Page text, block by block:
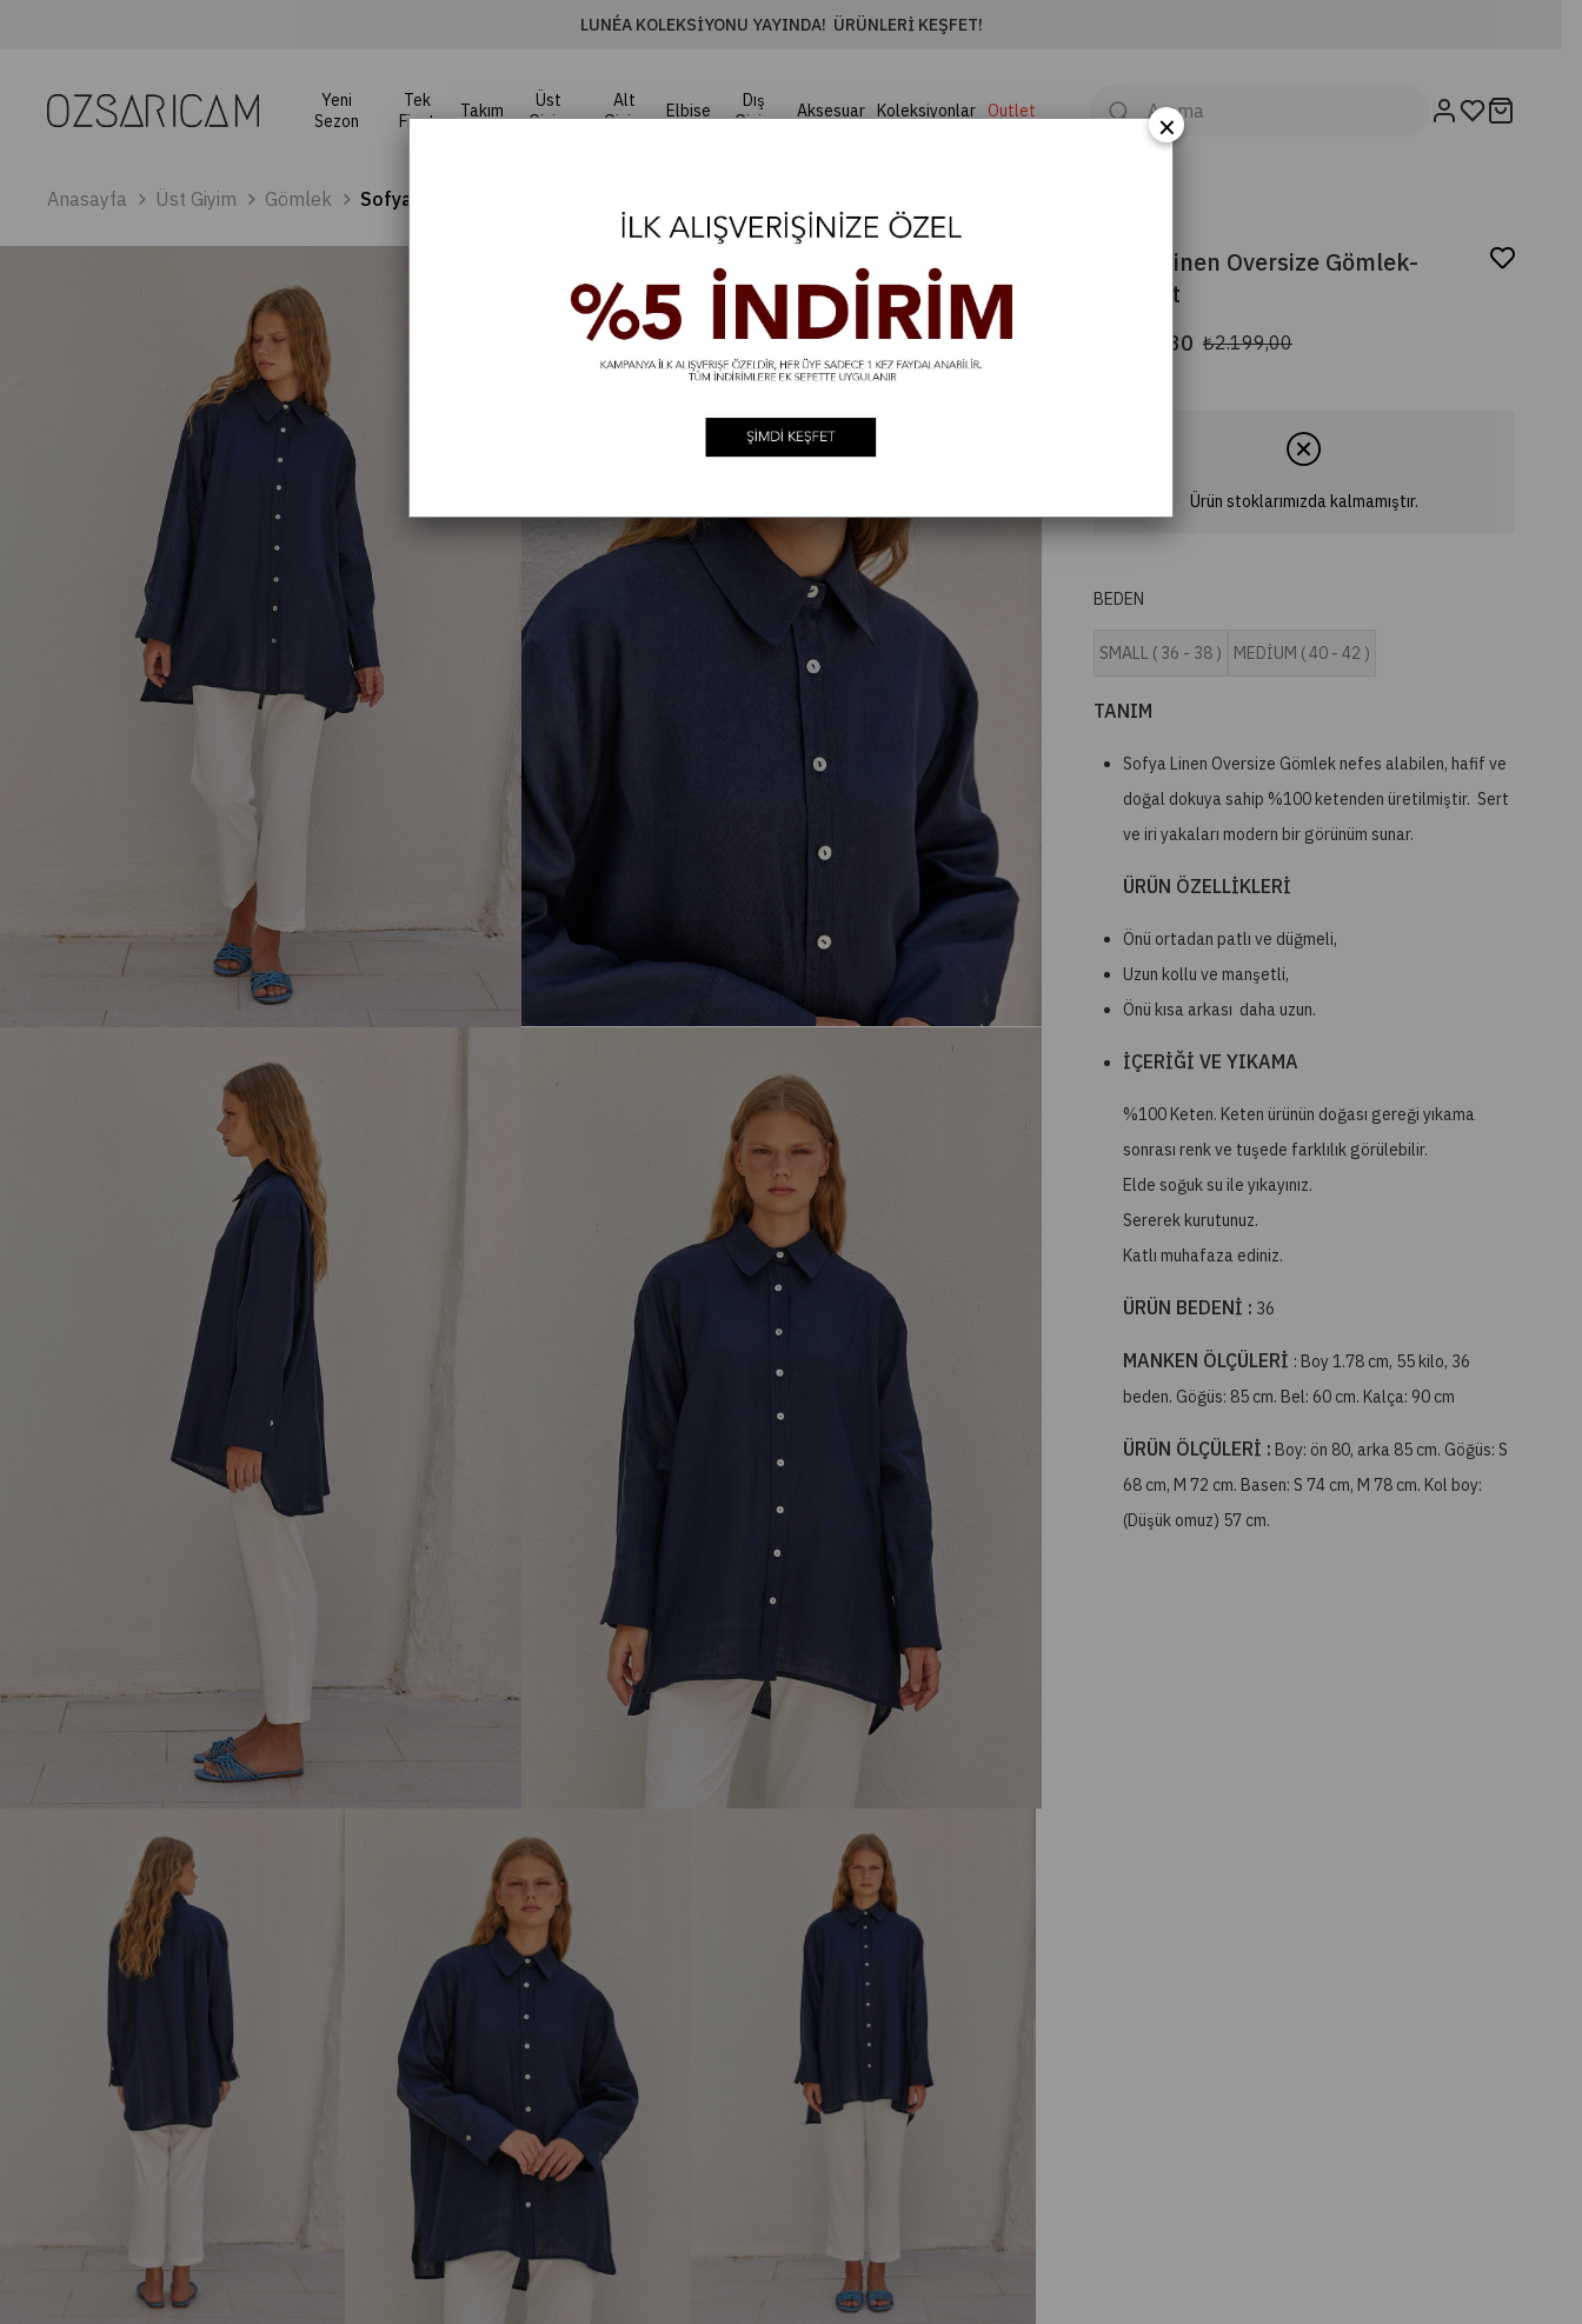
LUNÉA KOLEKSIYONU YAYINDA! ÜRÜNLERI KEŞFET!
Yeni
Sezon
Tek
Fiyat
Takım
Üst
Giyim
Alt
Giyim
Elbise
Dış
Giyim
Aksesuar Koleksiyonlar Outlet
Anasayfa Üst Giyim Gömlek Sofya Linen Oversize Gömlek- Lacivert
Sofya Linen Oversize Gömlek-
Lacivert
₺2.199,00
₺1.539,30
Ürün stoklarımızda kalmamıştır.
BEDEN
SMALL ( 36 - 38 ) MEDİUM ( 40 - 42 )
TANIM
Sofya Linen Oversize Gömlek nefes alabilen, hafif ve
doğal dokuya sahip %100 ketenden üretilmiştir. Sert
ve iri yakaları modern bir görünüm sunar.
ÜRÜN ÖZELLİKLERİ
Önü ortadan patlı ve düğmeli,
Uzun kollu ve manşetli,
Önü kısa arkası daha uzun.
İÇERİĞİ VE YIKAMA
%100 Keten. Keten ürünün doğası gereği yıkama
sonrası renk ve tuşede farklılık görülebilir.
Elde soğuk su ile yıkayınız.
Sererek kurutunuz.
Katlı muhafaza ediniz.
ÜRÜN BEDENİ : 36
MANKEN ÖLÇÜLERİ : Boy 1.78 cm, 55 kilo, 36
beden. Göğüs: 85 cm. Bel: 60 cm. Kalça: 90 cm
ÜRÜN ÖLÇÜLERİ : Boy: ön 80, arka 85 cm. Göğüs: S
68 cm, M 72 cm. Basen: S 74 cm, M 78 cm. Kol boy:
(Düşük omuz) 57 cm.
×